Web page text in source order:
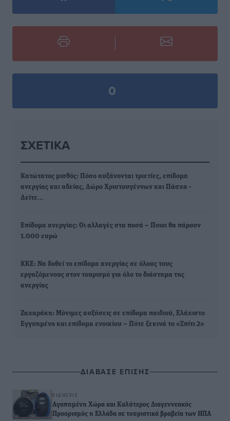
0
ΣΧΕΤΙΚΆ
Κατώτατος μισθός: Πόσο αυξάνονται τριετίες, επίδομα
ανεργίας και αδείας, Δώρο Χριστουγέννων και Πάσχα -
Δείτε…
Επίδομα ανεργίας: Οι αλλαγές στα ποσά – Ποιοι θα πάρουν
1.000 ευρώ
ΚΚΕ: Να δοθεί το επίδομα ανεργίας σε όλους τους
εργαζόμενους στον τουρισμό για όλο το διάστημα της
ανεργίας
Ζαχαράκη: Μόνιμες αυξήσεις σε επίδομα παιδιού, Ελάχιστο
Εγγυημένο και επίδομα ενοικίου – Πότε ξεκινά το «Σπίτι 2»
ΔΙΑΒΑΣΕ ΕΠΙΣΗΣ
ΕΙΔΉΣΕΙΣ
Αγαπημένη Χώρα και Καλύτερος Διαγεννεακός
Προορισμός η Ελλάδα σε τουριστικά βραβεία των ΗΠΑ